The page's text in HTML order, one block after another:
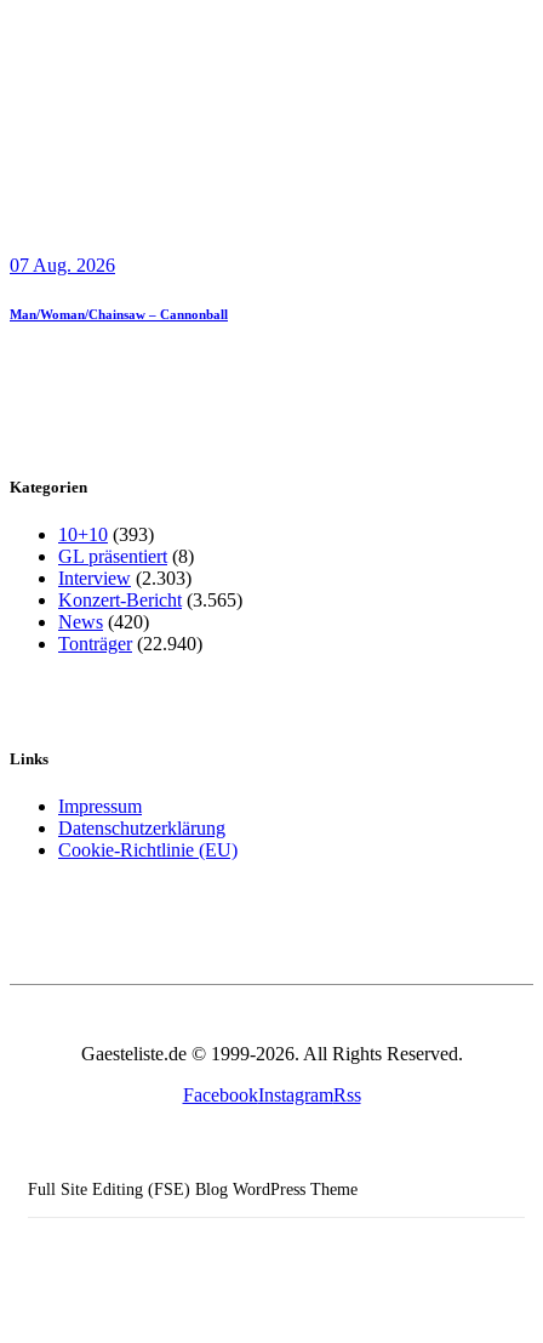
07 Aug. 2026
Man/Woman/Chainsaw – Cannonball
Kategorien
10+10 (393)
GL präsentiert (8)
Interview (2.303)
Konzert-Bericht (3.565)
News (420)
Tonträger(22.940)
Links
Impressum
Datenschutzerklärung
Cookie-Richtlinie (EU)
Gaesteliste.de © 1999-2026. All Rights Reserved.
FacebookInstagramRss
Full Site Editing (FSE) Blog WordPress Theme